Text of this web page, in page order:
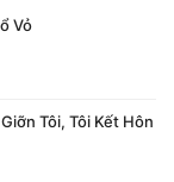
Vỏ
Tôi, Tôi Kết Hôn